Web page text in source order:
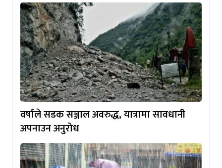
वर्षाले सडक सञ्जाल अवरुद्ध, यात्रामा सावधानी
अपनाउन अनुरोध